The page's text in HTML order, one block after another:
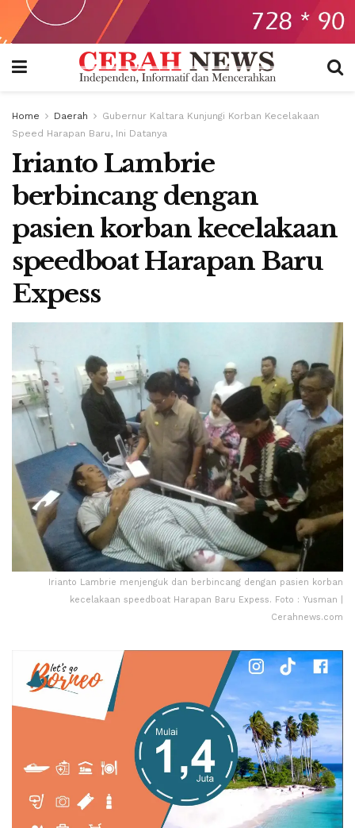
Home Daerah
Gubernur Kaltara Kunjungi Korban Kecelakaan
Speed Harapan Baru, Ini Datanya
Irianto Lambrie
berbincang dengan
pasien korban kecelakaan
speedboat Harapan Baru
Expess
Irianto Lambrie menjenguk dan berbincang dengan pasien korban
kecelakaan speedboat Harapan Baru Expess. Foto : Yusman |
Cerahnews.com